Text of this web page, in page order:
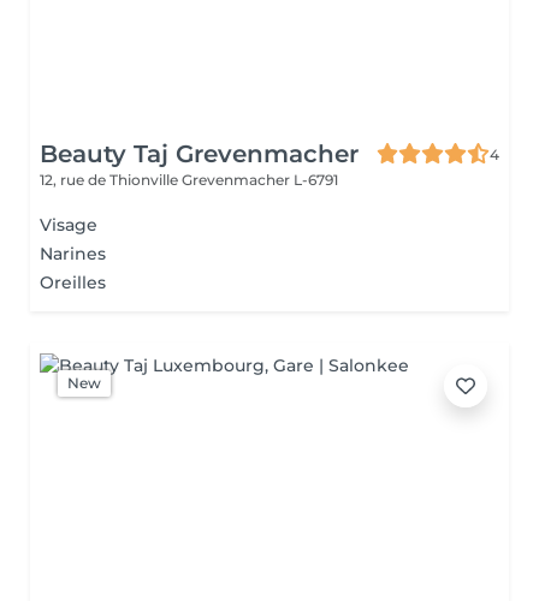
Beauty Taj Grevenmacher
4
12, rue de Thionville Grevenmacher L-6791
Visage
Narines
Oreilles
New